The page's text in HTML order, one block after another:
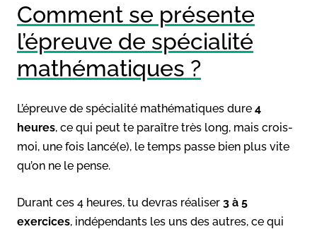
Comment se présente
l’épreuve de spécialité
mathématiques ?
L’épreuve de spécialité mathématiques dure 4
heures, ce qui peut te paraître très long, mais crois-
moi, une fois lancé(e), le temps passe bien plus vite
qu’on ne le pense.
Durant ces 4 heures, tu devras réaliser 3 à 5
exercices, indépendants les uns des autres, ce qui